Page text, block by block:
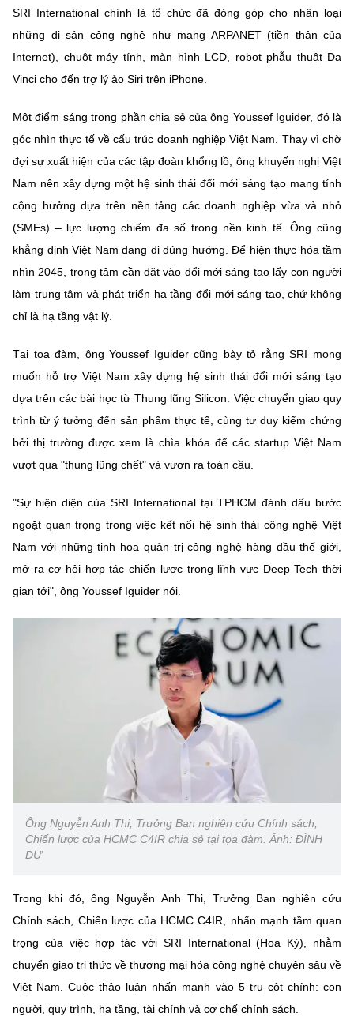
BỘ KHOA HỌC VÀ CÔNG NGHỆ
MINISTRY OF SCIENCE AND TECHNOLOGY
Cơ quan chủ quản: Bộ Khoa học và Công nghệ (MST)
Chịu trách nhiệm nội dung: Nguyễn Thị Hải Hằng
Giám đốc Trung tâm Truyền thông Khoa học và Công nghệ.
Liên hệ
Điện thoại: 024 3936 9506
Email: stc@mst.gov.vn
©2026 Bản quyền thuộc Bộ Khoa Học và Công Nghệ
website này)
SRI International chính là tổ chức đã đóng góp cho nhân loại
những di sản công nghệ như mạng ARPANET (tiền thân của
Internet), chuột máy tính, màn hình LCD, robot phẫu thuật Da
Vinci cho đến trợ lý ảo Siri trên iPhone.
Một điểm sáng trong phần chia sẻ của ông Youssef Iguider, đó là
góc nhìn thực tế về cấu trúc doanh nghiệp Việt Nam. Thay vì chờ
đợi sự xuất hiện của các tập đoàn khổng lồ, ông khuyến nghị Việt
Nam nên xây dựng một hệ sinh thái đổi mới sáng tạo mang tính
cộng hưởng dựa trên nền tảng các doanh nghiệp vừa và nhỏ
(SMEs) – lực lượng chiếm đa số trong nền kinh tế. Ông cũng
khẳng định Việt Nam đang đi đúng hướng. Để hiện thực hóa tầm
nhìn 2045, trọng tâm cần đặt vào đổi mới sáng tạo lấy con người
làm trung tâm và phát triển hạ tầng đổi mới sáng tạo, chứ không
chỉ là hạ tầng vật lý.
Tại tọa đàm, ông Youssef Iguider cũng bày tỏ rằng SRI mong
muốn hỗ trợ Việt Nam xây dựng hệ sinh thái đổi mới sáng tạo
dựa trên các bài học từ Thung lũng Silicon. Việc chuyển giao quy
trình từ ý tưởng đến sản phẩm thực tế, cùng tư duy kiểm chứng
bởi thị trường được xem là chìa khóa để các startup Việt Nam
vượt qua "thung lũng chết" và vươn ra toàn cầu.
"Sự hiện diện của SRI International tại TPHCM đánh dấu bước
ngoặt quan trọng trong việc kết nối hệ sinh thái công nghệ Việt
Nam với những tinh hoa quản trị công nghệ hàng đầu thế giới,
mở ra cơ hội hợp tác chiến lược trong lĩnh vực Deep Tech thời
gian tới", ông Youssef Iguider nói.
Ông Nguyễn Anh Thi, Trưởng Ban nghiên cứu Chính sách,
Chiến lược của HCMC C4IR chia sẻ tại tọa đàm. Ảnh: ĐÌNH
DƯ
Trong khi đó, ông Nguyễn Anh Thi, Trưởng Ban nghiên cứu
Chính sách, Chiến lược của HCMC C4IR, nhấn mạnh tầm quan
trọng của việc hợp tác với SRI International (Hoa Kỳ), nhằm
chuyển giao tri thức về thương mại hóa công nghệ chuyên sâu về
Việt Nam. Cuộc thảo luận nhấn mạnh vào 5 trụ cột chính: con
người, quy trình, hạ tầng, tài chính và cơ chế chính sách.